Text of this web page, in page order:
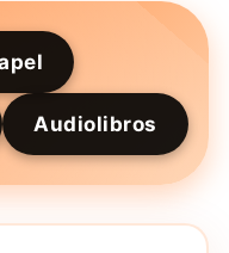
Audiolibros